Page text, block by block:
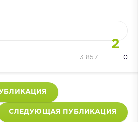
2
0
3 857
СЛЕДУЮЩАЯ ПУБЛИКАЦИЯ